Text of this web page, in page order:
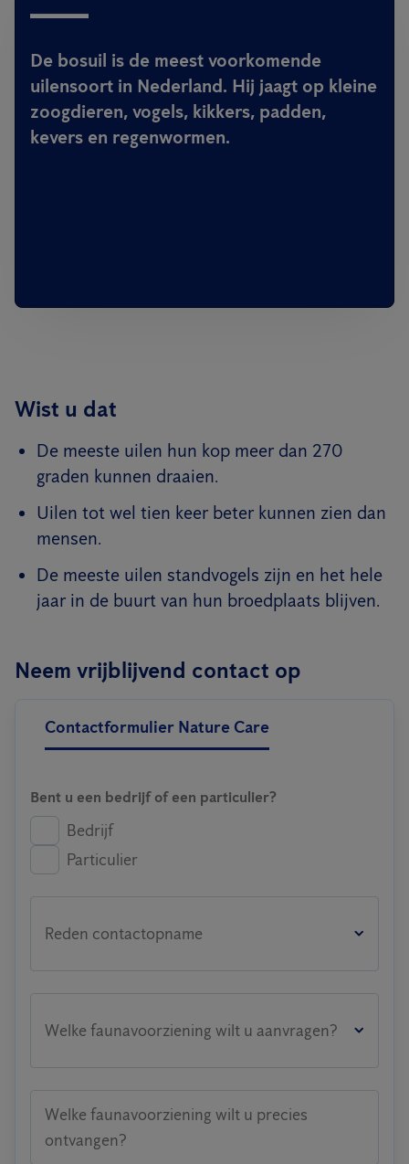
De bosuil is de meest voorkomende
uilensoort in Nederland. Hij jaagt op kleine
zoogdieren, vogels, kikkers, padden,
kevers en regenwormen.
Wist u dat
De meeste uilen hun kop meer dan 270
graden kunnen draaien.
Uilen tot wel tien keer beter kunnen zien dan
mensen.
De meeste uilen standvogels zijn en het hele
jaar in de buurt van hun broedplaats blijven.
Neem vrijblijvend contact op
Contactformulier Nature Care
Bent u een bedrijf of een particulier?
Bedrijf
Particulier
Reden contactopname
Welke faunavoorziening wilt u aanvragen?
Welke faunavoorziening wilt u precies
ontvangen?